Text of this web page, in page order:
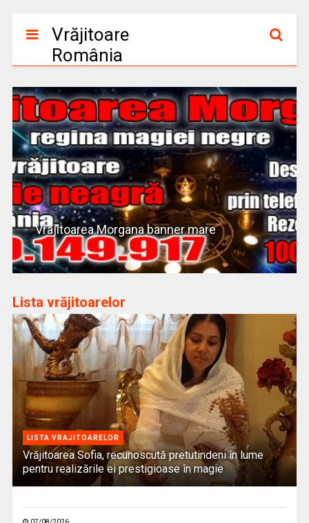
Vrăjitoare
România
Vrajitoarea Morgana banner mare
Lista vrăjitoarelor
LISTA VRAJITOARELOR
Vrăjitoarea Sofia, recunoscută pretutindeni în lume
pentru realizările ei prestigioase în magie